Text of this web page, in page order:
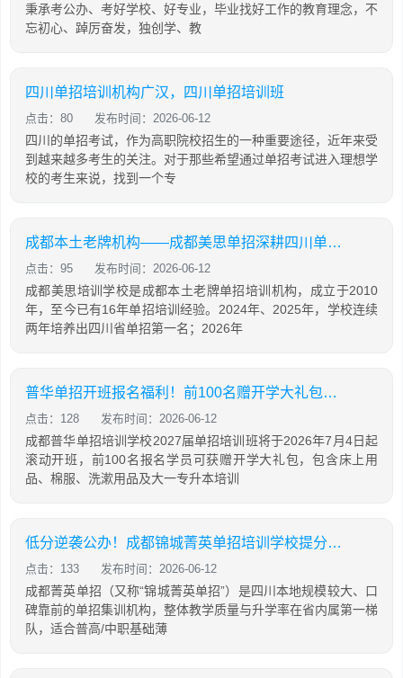
秉承考公办、考好学校、好专业，毕业找好工作的教育理念，不
忘初心、踔厉奋发，独创学、教
四川单招培训机构广汉，四川单招培训班
点击：80 发布时间：2026-06-12
四川的单招考试，作为高职院校招生的一种重要途径，近年来受
到越来越多考生的关注。对于那些希望通过单招考试进入理想学
校的考生来说，找到一个专
成都本土老牌机构——成都美思单招深耕四川单招16年，助力学生录取公办院校！
点击：95 发布时间：2026-06-12
成都美思培训学校是成都本土老牌单招培训机构，成立于2010
年，至今已有16年单招培训经验。2024年、2025年，学校连续
两年培养出四川省单招第一名；2026年
普华单招开班报名福利！前100名赠开学大礼包，含床上用品，棉服，先到先得！
点击：128 发布时间：2026-06-12
成都普华单招培训学校2027届单招培训班将于2026年7月4日起
滚动开班，前100名报名学员可获赠开学大礼包，包含床上用
品、棉服、洗漱用品及大一专升本培训
低分逆袭公办！成都锦城菁英单招培训学校提分攻略
点击：133 发布时间：2026-06-12
成都菁英单招（又称“锦城菁英单招”）是四川本地规模较大、口
碑靠前的单招集训机构，整体教学质量与升学率在省内属第一梯
队，适合普高/中职基础薄